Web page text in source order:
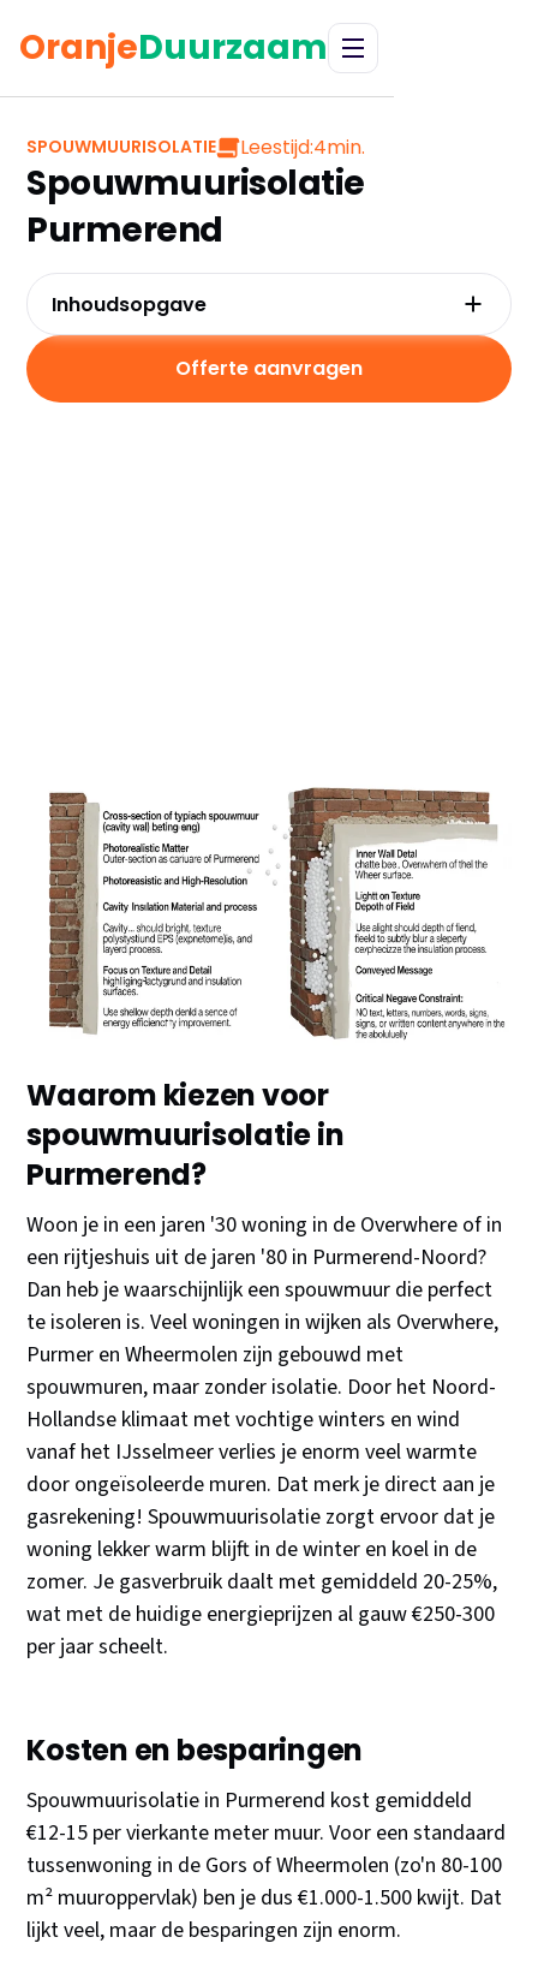
OranjeDuurzaam
SPOUWMUURISOLATIE Leestijd:4min.
Spouwmuurisolatie
Purmerend
Woon je in Purmerend en wil je flink besparen op je
energierekening? Spouwmuurisolatie is dé slimste
investering die je kunt doen. Voor gemiddeld €1.200
bespaar je elk jaar €250-300 op gas en haal je
binnen 4-5 jaar je investering eruit. Met de ISDE
subsidie pak je bovendien €500-700 korting mee!
Waarom kiezen voor
spouwmuurisolatie in
Purmerend?
Woon je in een jaren '30 woning in de Overwhere of in
een rijtjeshuis uit de jaren '80 in Purmerend-Noord?
Dan heb je waarschijnlijk een spouwmuur die perfect
te isoleren is. Veel woningen in wijken als Overwhere,
Purmer en Wheermolen zijn gebouwd met
spouwmuren, maar zonder isolatie. Door het Noord-
Hollandse klimaat met vochtige winters en wind
vanaf het IJsselmeer verlies je enorm veel warmte
door ongeïsoleerde muren. Dat merk je direct aan je
gasrekening! Spouwmuurisolatie zorgt ervoor dat je
woning lekker warm blijft in de winter en koel in de
zomer. Je gasverbruik daalt met gemiddeld 20-25%,
wat met de huidige energieprijzen al gauw €250-300
per jaar scheelt.
Kosten en besparingen
Spouwmuurisolatie in Purmerend kost gemiddeld
€12-15 per vierkante meter muur. Voor een standaard
tussenwoning in de Gors of Wheermolen (zo'n 80-100
m² muuroppervlak) ben je dus €1.000-1.500 kwijt. Dat
lijkt veel, maar de besparingen zijn enorm.
Inhoudsopgave
Purmerend?
Offerte aanvragen